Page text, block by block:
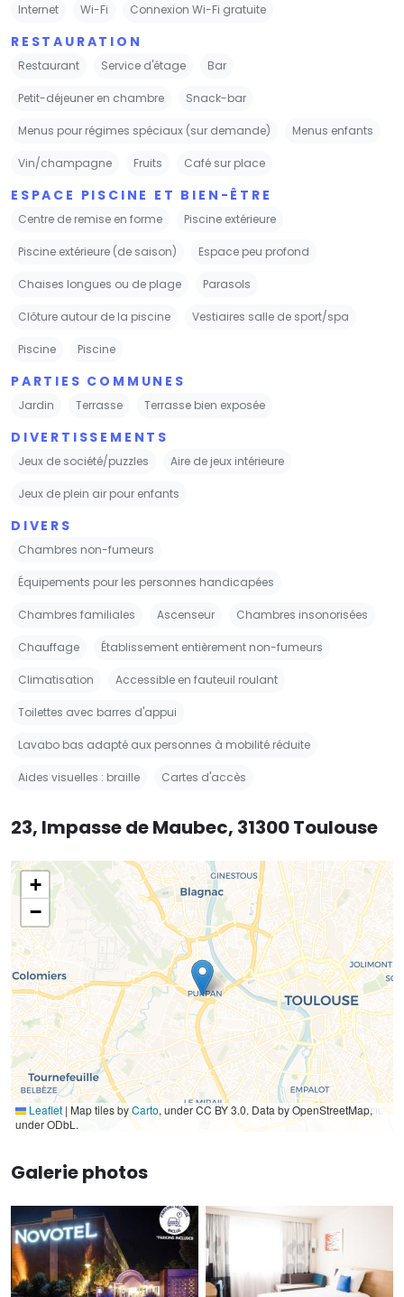
Internet Wi-Fi Connexion Wi-Fi gratuite
RESTAURATION
Restaurant Service d'étage Bar
Petit-déjeuner en chambre Snack-bar
Menus pour régimes spéciaux (sur demande) Menus enfants
Vin/champagne Fruits Café sur place
ESPACE PISCINE ET BIEN-ÊTRE
Centre de remise en forme Piscine extérieure
Piscine extérieure (de saison) Espace peu profond
Chaises longues ou de plage Parasols
Clôture autour de la piscine Vestiaires salle de sport/spa
Piscine Piscine
PARTIES COMMUNES
Jardin Terrasse Terrasse bien exposée
DIVERTISSEMENTS
Jeux de société/puzzles Aire de jeux intérieure
Jeux de plein air pour enfants
DIVERS
Chambres non-fumeurs
Équipements pour les personnes handicapées
Chambres familiales Ascenseur Chambres insonorisées
Chauffage Établissement entièrement non-fumeurs
Climatisation Accessible en fauteuil roulant
Toilettes avec barres d'appui
Lavabo bas adapté aux personnes à mobilité réduite
Aides visuelles : braille Cartes d'accès
23, Impasse de Maubec, 31300 Toulouse
+
−
Leaflet | Map tiles byCarto, under CC BY 3.0. Data by OpenStreetMap,
under ODbL.
Galerie photos